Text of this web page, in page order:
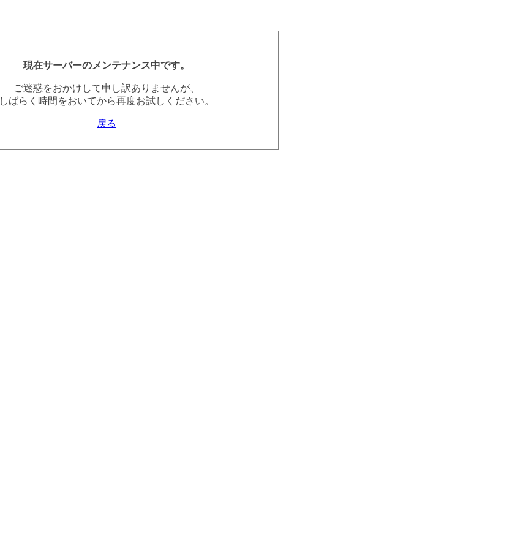
現在サーバーのメンテナンス中です。
ご迷惑をおかけして申し訳ありませんが、
しばらく時間をおいてから再度お試しください。
戻る